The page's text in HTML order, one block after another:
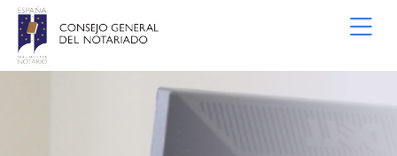
Zum Hauptinhalt springen